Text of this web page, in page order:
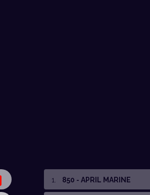
1. 850 - APRIL MARINE